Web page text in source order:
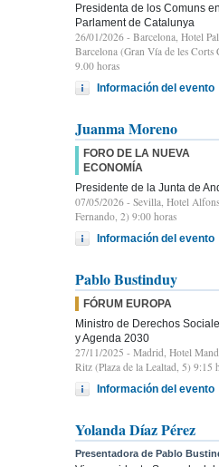
Presidenta de los Comuns
Parlament de Catalunya
26/01/2026 - Barcelona, Hotel
Barcelona (Gran Vía de les Corts
9.00 horas
Información del evento
Juanma Moreno
FORO DE LA NUEVA
ECONOMÍA
Presidente de la Junta de
07/05/2026 - Sevilla, Hotel
Fernando, 2) 9:00 horas
Información del evento
Pablo Bustinduy
FÓRUM EUROPA
Ministro de Derechos
y Agenda 2030
27/11/2025 - Madrid, Hotel
Ritz (Plaza de la Lealtad, 5) 9:15
Información del evento
Yolanda Díaz Pérez
Presentadora de Pablo